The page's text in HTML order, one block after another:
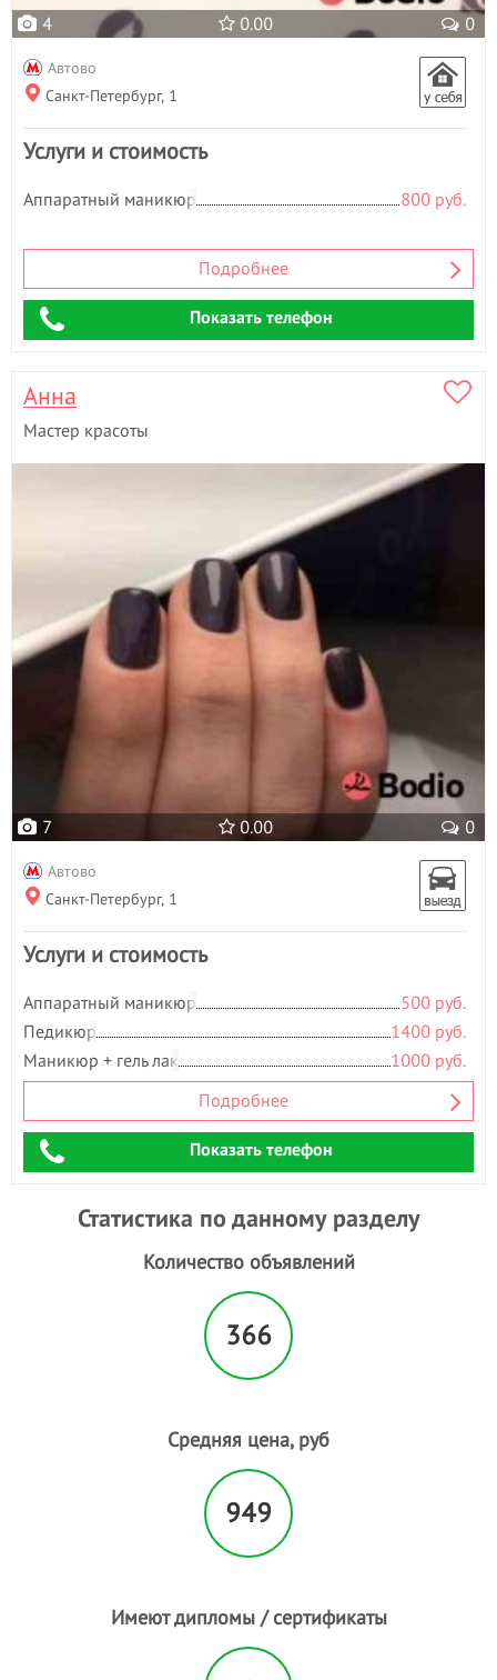
4 0.00 0
Автово
Санкт-Петербург, 1
Услуги и стоимость
Аппаратный маникюр 800 руб.
Подробнее
Показать телефон
Анна
Мастер красоты
7 0.00 0
Автово
Санкт-Петербург, 1
Услуги и стоимость
Аппаратный маникюр
500 руб.
Педикюр
1400 руб.
Маникюр + гель лак
1000 руб.
Подробнее
Показать телефон
Статистика по данному разделу
Количество объявлений
366
Средняя цена, руб
949
Имеют дипломы / сертификаты